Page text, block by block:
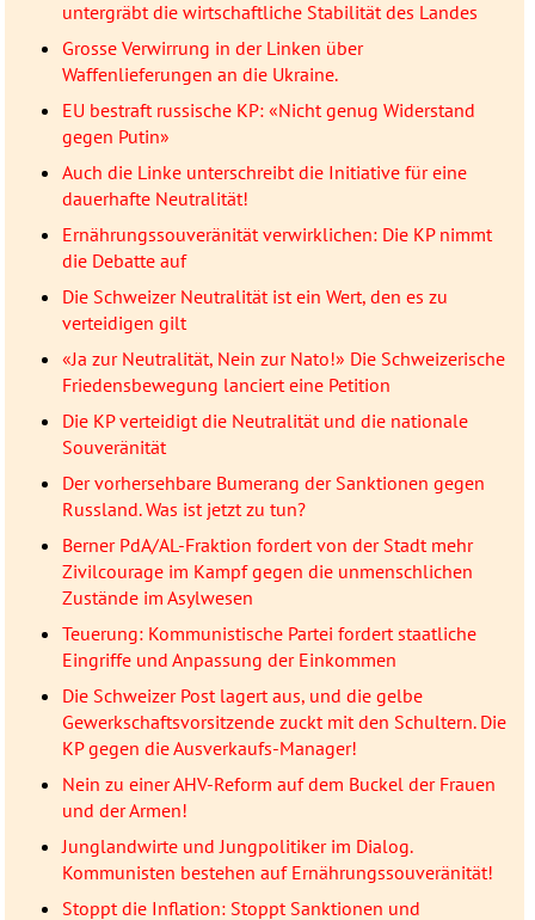
untergräbt die wirtschaftliche Stabilität des Landes
Grosse Verwirrung in der Linken über
Waffenlieferungen an die Ukraine.
EU bestraft russische KP: «Nicht genug Widerstand
gegen Putin»
Auch die Linke unterschreibt die Initiative für eine
dauerhafte Neutralität!
Ernährungssouveränität verwirklichen: Die KP nimmt
die Debatte auf
Die Schweizer Neutralität ist ein Wert, den es zu
verteidigen gilt
«Ja zur Neutralität, Nein zur Nato!» Die Schweizerische
Friedensbewegung lanciert eine Petition
Die KP verteidigt die Neutralität und die nationale
Souveränität
Der vorhersehbare Bumerang der Sanktionen gegen
Russland. Was ist jetzt zu tun?
Berner PdA/AL-Fraktion fordert von der Stadt mehr
Zivilcourage im Kampf gegen die unmenschlichen
Zustände im Asylwesen
Teuerung: Kommunistische Partei fordert staatliche
Eingriffe und Anpassung der Einkommen
Die Schweizer Post lagert aus, und die gelbe
Gewerkschaftsvorsitzende zuckt mit den Schultern. Die
KP gegen die Ausverkaufs-Manager!
Nein zu einer AHV-Reform auf dem Buckel der Frauen
und der Armen!
Junglandwirte und Jungpolitiker im Dialog.
Kommunisten bestehen auf Ernährungssouveränität!
Stoppt die Inflation: Stoppt Sanktionen und